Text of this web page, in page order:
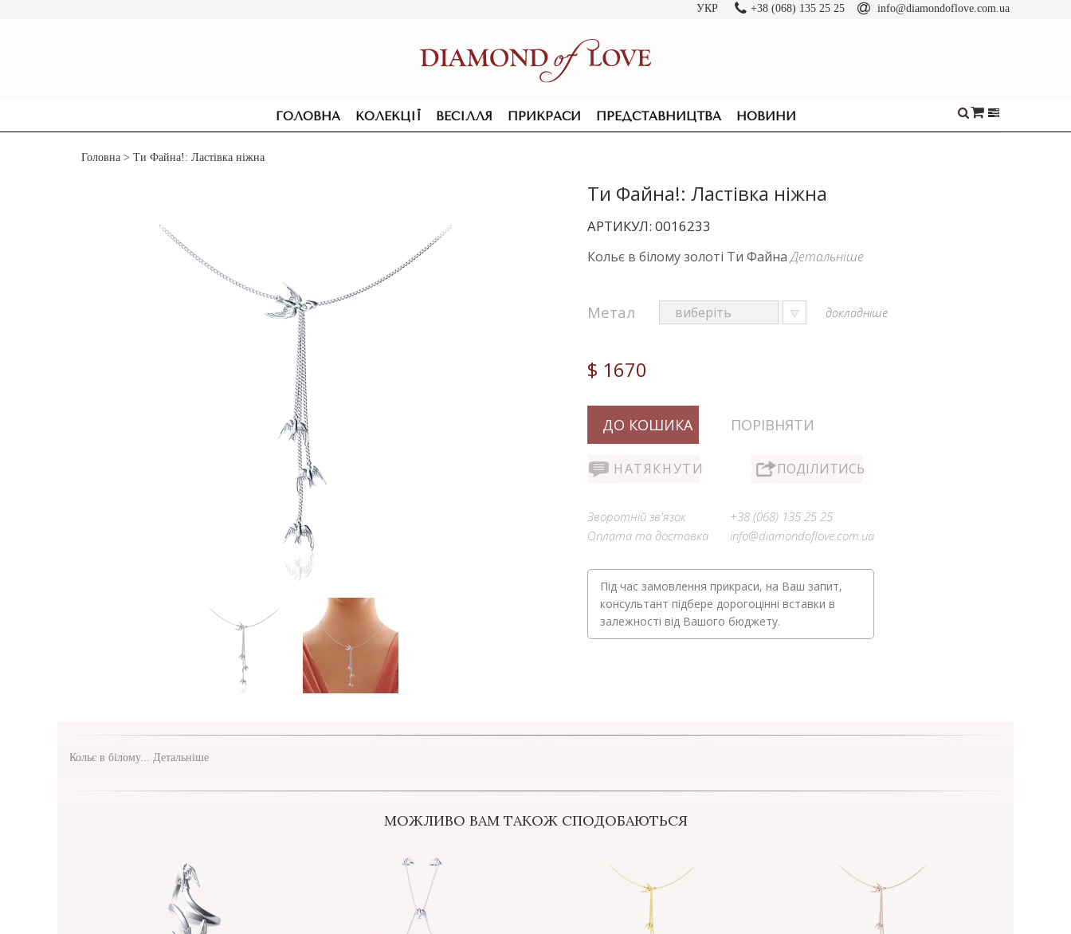
УКР +38 (068) 135 25 25 info@diamondoflove.com.ua
ГОЛОВНА КОЛЕКЦІЇ ВЕСІЛЛЯ
ДЛЯ ЗАРУЧИН
ПРИКРАСИ ПРЕДСТАВНИЦТВА НОВИНИ
Головна > Ти Файна!: Ластівка ніжна
Ти Файна!: Ластівка ніжна
АРТИКУЛ: 0016233
Кольє в білому золоті Ти ФайнаДетальніше
Метал докладніше
$ 1670
ДО КОШИКА ПОРІВНЯТИ
НАТЯКНУТИ ПОДІЛИТИСЬ
Зворотній зв'язок
Оплата та доставка
+38 (068) 135 25 25
info@diamondoflove.com.ua
Під час замовлення прикраси, на Ваш запит,
консультант підбере дорогоцінні вставки в
залежності від Вашого бюджету.
Кольє в білому... Детальніше
МОЖЛИВО ВАМ ТАКОЖ СПОДОБАЮТЬСЯ